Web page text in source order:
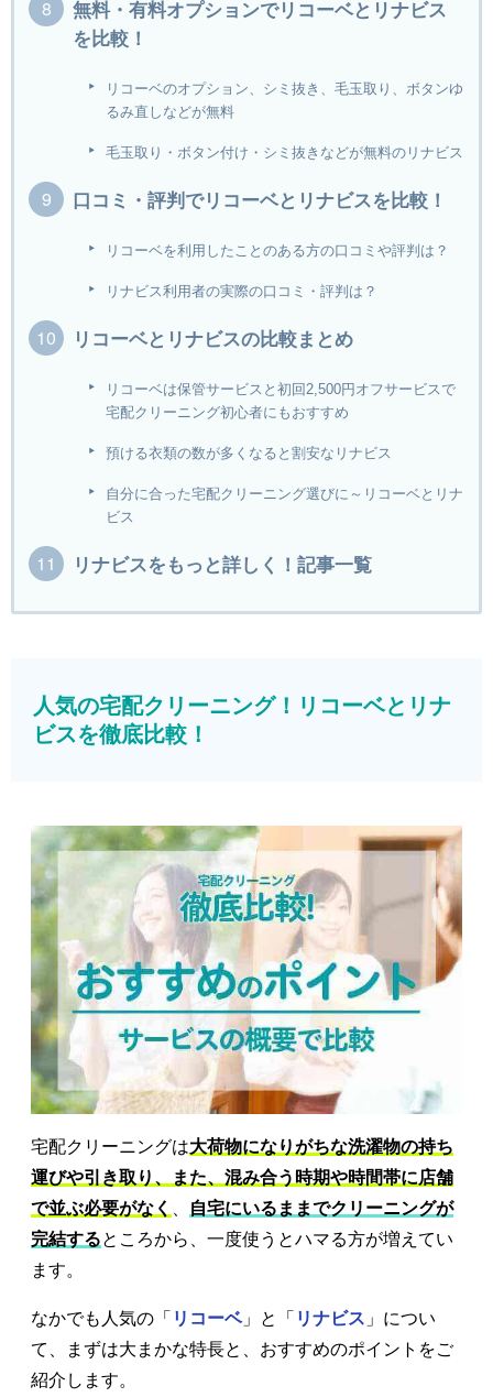
無料・有料オプションでリコーベとリナビス
を比較！
リコーベのオプション、シミ抜き、毛玉取り、ボタンゆ
るみ直しなどが無料
毛玉取り・ボタン付け・シミ抜きなどが無料のリナビス
口コミ・評判でリコーベとリナビスを比較！
リコーベを利用したことのある方の口コミや評判は？
リナビス利用者の実際の口コミ・評判は？
リコーベとリナビスの比較まとめ
リコーベは保管サービスと初回2,500円オフサービスで
宅配クリーニング初心者にもおすすめ
預ける衣類の数が多くなると割安なリナビス
自分に合った宅配クリーニング選びに～リコーベとリナ
ビス
リナビスをもっと詳しく！記事一覧
人気の宅配クリーニング！リコーベとリナ
ビスを徹底比較！
宅配クリーニングは大荷物になりがちな洗濯物の持ち
運びや引き取り、また、混み合う時期や時間帯に店舗
で並ぶ必要がなく
自宅にいるままでクリーニングが
完結するところから、一度使うとハマる方が増えてい
ます。
なかでも人気の「 リコーベ」と「 リナビス 」につい
て、まずは大まかな特長と、おすすめのポイントをご
紹介します。